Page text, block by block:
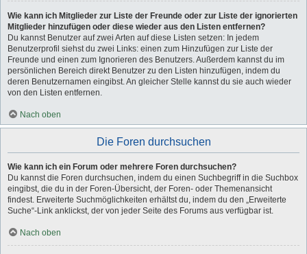
Wie kann ich Mitglieder zur Liste der Freunde oder zur Liste der ignorierten
Mitglieder hinzufügen oder diese wieder aus den Listen entfernen?
Du kannst Benutzer auf zwei Arten auf diese Listen setzen: In jedem
Benutzerprofil siehst du zwei Links: einen zum Hinzufügen zur Liste der
Freunde und einen zum Ignorieren des Benutzers. Außerdem kannst du im
persönlichen Bereich direkt Benutzer zu den Listen hinzufügen, indem du
deren Benutzernamen eingibst. An gleicher Stelle kannst du sie auch wieder
von den Listen entfernen.
Nach oben
Die Foren durchsuchen
Wie kann ich ein Forum oder mehrere Foren durchsuchen?
Du kannst die Foren durchsuchen, indem du einen Suchbegriff in die Suchbox
eingibst, die du in der Foren-Übersicht, der Foren- oder Themenansicht
findest. Erweiterte Suchmöglichkeiten erhältst du, indem du den „Erweiterte
Suche“-Link anklickst, der von jeder Seite des Forums aus verfügbar ist.
Nach oben